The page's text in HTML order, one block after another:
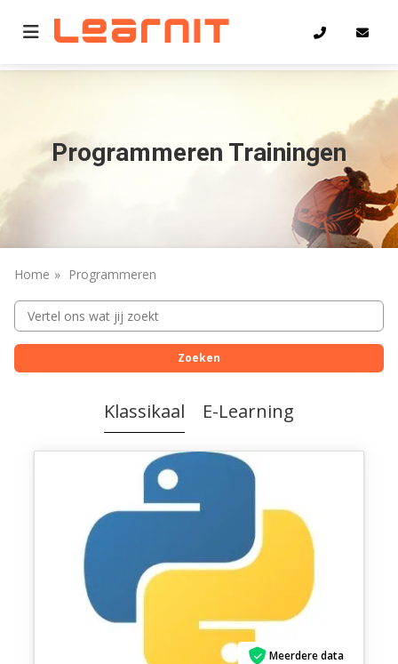
Home Programmeren
Programmeren Trainingen
Home Programmeren
Zoeken
Klassikaal E-Learning
Meerdere data